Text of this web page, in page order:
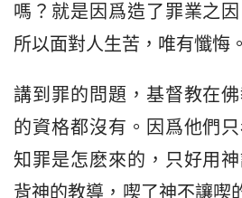
嗎？就是因爲造了罪業之
所以面對人生苦，唯有懺悔。
講到罪的問題，基督教在
的資格都沒有。因爲他們
知罪是怎麽來的，只好用
背神的教導，喫了神不讓喫